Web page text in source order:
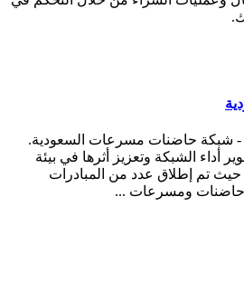
التقرير السنوي لعام ٢٠٢٢ - شبكة حاضنات مسرعات السعودية.
متابعة لتطوير أداء الشبكة وتعزيز أثرها في بيئة
حيث تم إطلاق عدد من المبادرات
حاضنات ومسرعات ...